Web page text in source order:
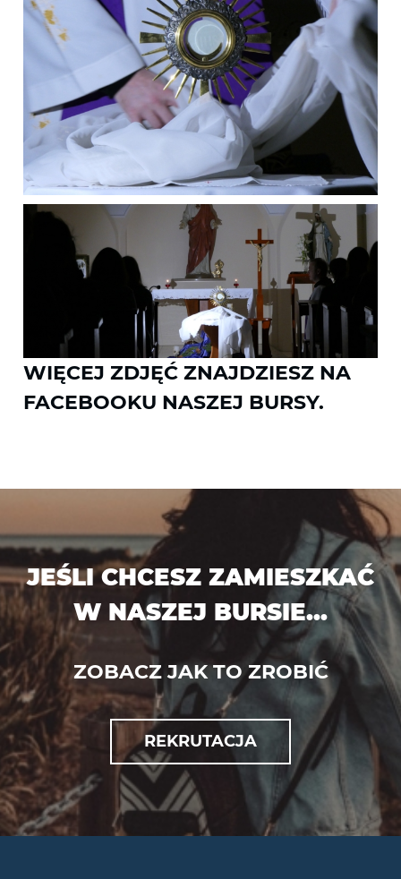
WIĘCEJ ZDJĘĆ ZNAJDZIESZ NA
FACEBOOKU NASZEJ BURSY.
JEŚLI CHCESZ ZAMIESZKAĆ
W NASZEJ BURSIE...
ZOBACZ JAK TO ZROBIĆ
REKRUTACJA